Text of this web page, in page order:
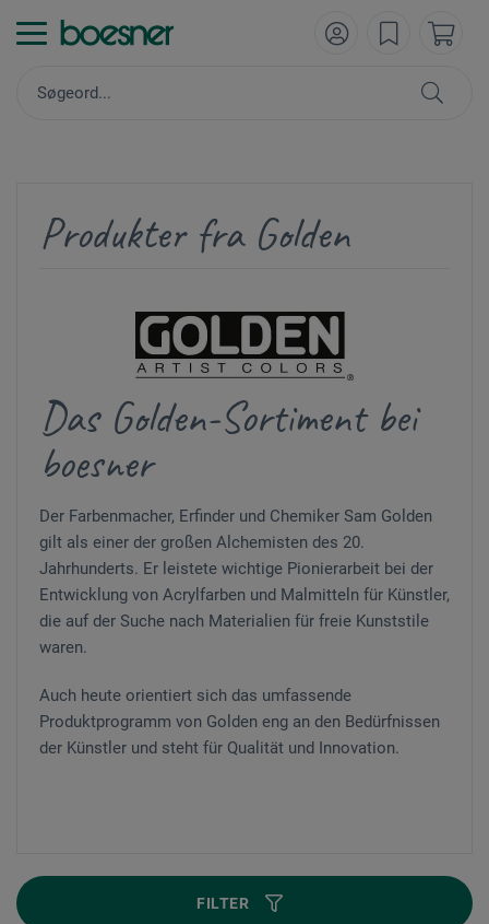
Produkter fra Golden
Das Golden-Sortiment bei
boesner
Der Farbenmacher, Erfinder und Chemiker Sam Golden
gilt als einer der großen Alchemisten des 20.
Jahrhunderts. Er leistete wichtige Pionierarbeit bei der
Entwicklung von Acrylfarben und Malmitteln für Künstler,
die auf der Suche nach Materialien für freie Kunststile
waren.
Auch heute orientiert sich das umfassende
Produktprogramm von Golden eng an den Bedürfnissen
der Künstler und steht für Qualität und Innovation.
FILTER